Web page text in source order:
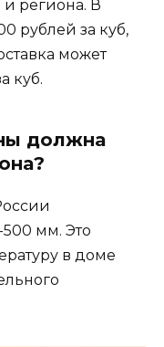
и региона. В
рублей за куб,
может
куб.
должна
мм. Это
в доме